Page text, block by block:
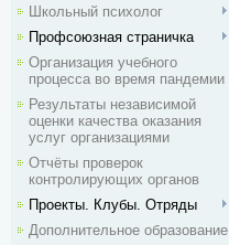
Школьный психолог
Профсоюзная страничка
Организация учебного
процесса во время пандемии
Результаты независимой
оценки качества оказания
услуг организациями
Отчёты проверок
контролирующих органов
Проекты. Клубы. Отряды
Дополнительное образование